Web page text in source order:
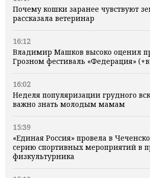
Почему кошки заранее чувствуют
рассказала ветеринар
16:12
Владимир Машков высоко оценил
Грозном фестиваль «Федерация»
16:02
Неделя популяризации грудного
важно знать молодым мамам
15:39
«Единая Россия» провела в
серию спортивных мероприятий в
физкультурника